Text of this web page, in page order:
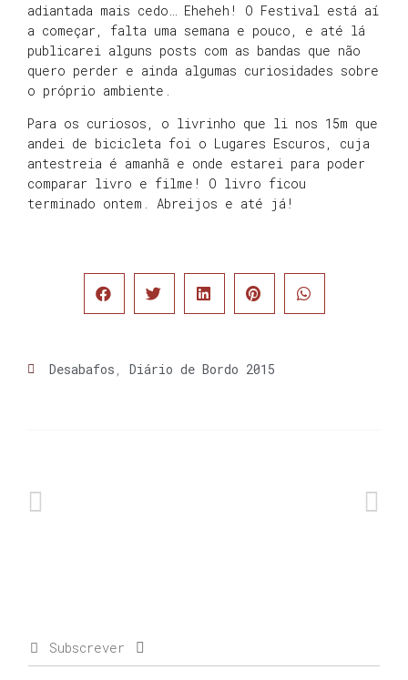
adiantada mais cedo… Eheheh! O Festival está aí
a começar, falta uma semana e pouco, e até lá
publicarei alguns posts com as bandas que não
quero perder e ainda algumas curiosidades sobre
o próprio ambiente.
Para os curiosos, o livrinho que li nos 15m que
andei de bicicleta foi o Lugares Escuros, cuja
antestreia é amanhã e onde estarei para poder
comparar livro e filme! O livro ficou
terminado ontem. Abreijos e até já!
Desabafos Diário de Bordo 2015
Subscrever